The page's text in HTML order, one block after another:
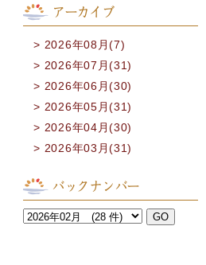
アーカイブ
2026年08月(7)
2026年07月(31)
2026年06月(30)
2026年05月(31)
2026年04月(30)
2026年03月(31)
バックナンバー